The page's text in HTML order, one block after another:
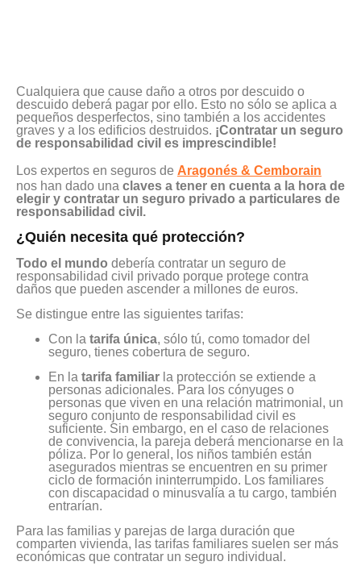
Cualquiera que cause daño a otros por descuido o
descuido deberá pagar por ello. Esto no sólo se aplica a
pequeños desperfectos, sino también a los accidentes
graves y a los edificios destruidos. ¡Contratar un seguro
de responsabilidad civil es imprescindible!
Los expertos en seguros de Aragonés & Cemborain
nos han dado una claves a tener en cuenta a la hora de
elegir y contratar un seguro privado a particulares de
responsabilidad civil.
¿Quién necesita qué protección?
Todo el mundo debería contratar un seguro de
responsabilidad civil privado porque protege contra
daños que pueden ascender a millones de euros.
Se distingue entre las siguientes tarifas:
Con la tarifa única, sólo tú, como tomador del
seguro, tienes cobertura de seguro.
En la tarifa familiar la protección se extiende a
personas adicionales. Para los cónyuges o
personas que viven en una relación matrimonial, un
seguro conjunto de responsabilidad civil es
suficiente. Sin embargo, en el caso de relaciones
de convivencia, la pareja deberá mencionarse en la
póliza. Por lo general, los niños también están
asegurados mientras se encuentren en su primer
ciclo de formación ininterrumpido. Los familiares
con discapacidad o minusvalía a tu cargo, también
entrarían.
Para las familias y parejas de larga duración que
comparten vivienda, las tarifas familiares suelen ser más
económicas que contratar un seguro individual.